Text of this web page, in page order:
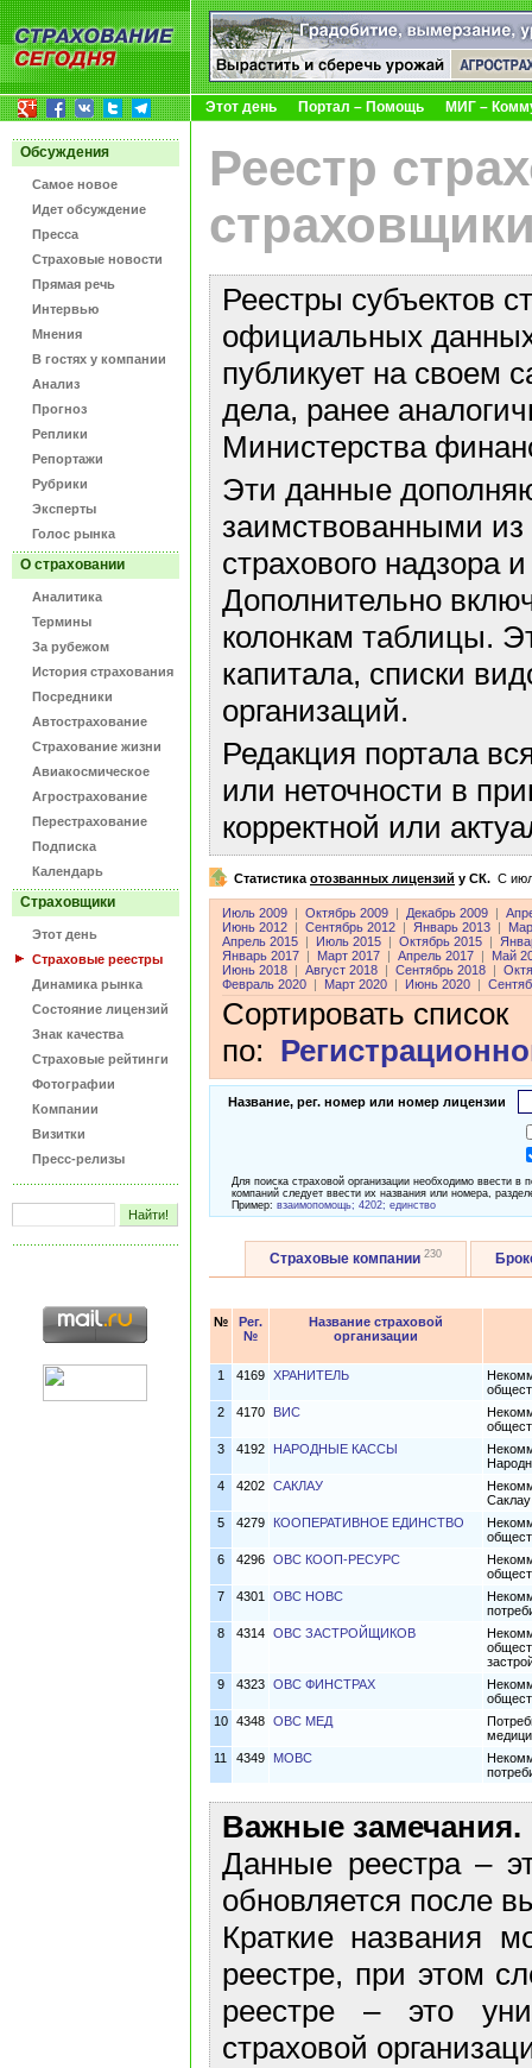
Этот день Портал – Помощь МИГ –
Обсуждения
Самое новое
Идет обсуждение
Пресса
Страховые новости
Прямая речь
Интервью
Мнения
В гостях у компании
Анализ
Прогноз
Реплики
Репортажи
Рубрики
Эксперты
Голос рынка
О страховании
Аналитика
Термины
За рубежом
История страхования
Посредники
Автострахование
Страхование жизни
Авиакосмическое
Агрострахование
Перестрахование
Подписка
Календарь
Страховщики
Этот день
Страховые реестры
Динамика рынка
Состояние лицензий
Знак качества
Страховые рейтинги
Фотографии
Компании
Визитки
Пресс-релизы
Реестр
Реестры субъектов
официальных данных
публикует на своем
дела, ранее
Министерства
Эти данные
заимствованными
страхового надзора
Дополнительно
колонкам таблицы.
капитала, списки
организаций.
Редакция портала
или неточности в
корректной или
Статистика отозванных лицензий у СК. C
Июль 2009 Октябрь 2009 Декабрь 2009
Июнь 2012
Сентябрь 2012 Январь 2013
Апрель 2015
Июль 2015 Октябрь 2015
Январь 2017
Март 2017 Апрель 2017
Май
Июнь 2018
Август 2018 Сентябрь 2018
Февраль 2020
Март 2020 Июнь 2020
Сортировать список
по:
Название, рег. номер или номер лицензии
Для поиска страховой организации необходимо ввести
компаний следует ввести их названия или номера,
Пример: взаимопомощь; 4202; единство
Страховые компании 230
№
Рег.
№
Название страховой
организации
1 4169 ХРАНИТЕЛЬ
2
4170 ВИС
3
4192 НАРОДНЫЕ КАССЫ
4
4202 САКЛАУ
Саклау
5
4279 КООПЕРАТИВНОЕ ЕДИНСТВО
6
4296 ОВС КООП-РЕСУРС
7
4301 ОВС НОВС
8
4314 ОВС ЗАСТРОЙЩИКОВ
9
4323 ОВС ФИНСТРАХ
10 4348 ОВС МЕД
11
4349 МОВС
Важные замечания.
Данные реестра –
обновляется после
Краткие названия
реестре, при этом
реестре – это
страховой